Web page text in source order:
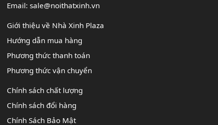
Email:sale@noithatxinh.vn
Giới thiệu về Nhà Xinh Plaza
Hướng dẫn mua hàng
Phương thức thanh toán
Phương thức vận chuyển
Chính sách chất lượng
Chính sách đổi hàng
Chính Sách Bảo Mật